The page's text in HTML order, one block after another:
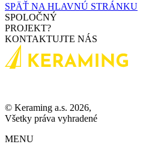
SPÄŤ NA HLAVNÚ STRÁNKU
SPOLOČNÝ
PROJEKT?
KONTAKTUJTE NÁS
© Keraming a.s. 2026,
Všetky práva vyhradené
MENU